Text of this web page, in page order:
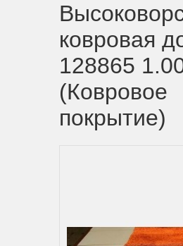
ковровая
128865
(Ковровое
покрытие)